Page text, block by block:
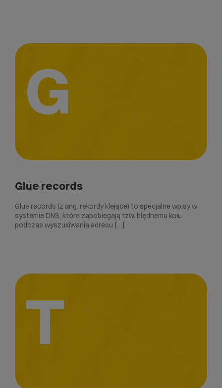
G
Glue records
Glue records (z ang. rekordy klejące) to specjalne wpisy w
systemie DNS, które zapobiegają tzw. błędnemu kołu
podczas wyszukiwania adresu […]
T